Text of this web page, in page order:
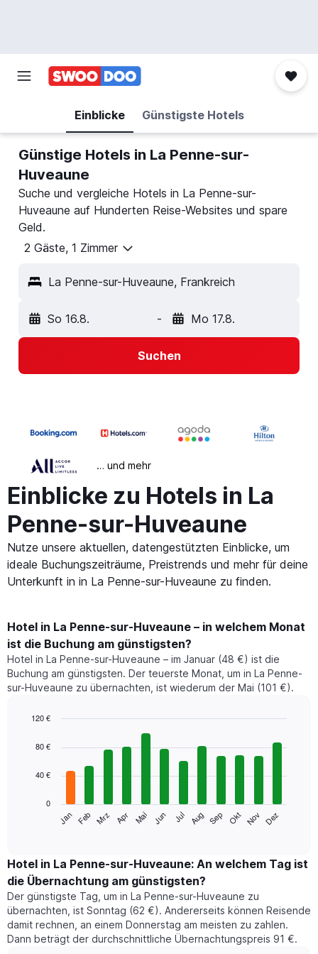
Einblicke Günstigste Hotels
Günstige Hotels in La Penne-sur-
Huveaune
Suche und vergleiche Hotels in La Penne-sur-
Huveaune auf Hunderten Reise-Websites und spare
Geld.
2 Gäste, 1 Zimmer
La Penne-sur-Huveaune, Frankreich
So 16.8. - Mo 17.8.
Suchen
… und mehr
Einblicke zu Hotels in La
Penne-sur-Huveaune
Nutze unsere aktuellen, datengestützten Einblicke, um
ideale Buchungszeiträume, Preistrends und mehr für deine
Unterkunft in in La Penne-sur-Huveaune zu finden.
Hotel in La Penne-sur-Huveaune – in welchem Monat
ist die Buchung am günstigsten?
Hotel in La Penne-sur-Huveaune – im Januar (48 €) ist die
Buchung am günstigsten. Der teuerste Monat, um in La Penne-
sur-Huveaune zu übernachten, ist wiederum der Mai (101 €).
chart
bars.
folgende
den
durchschnittlichen
Zimmerpreis
im
jeweiligen
Monat
an.
graphic.
Jan Feb Mrz Apr Mai Jun Jul Aug Sep Okt Nov Dez
0
40 €
80 €
120 €
Hotel in La Penne-sur-Huveaune: An welchem Tag ist
die Übernachtung am günstigsten?
Der günstigste Tag, um in La Penne-sur-Huveaune zu
übernachten, ist Sonntag (62 €). Andererseits können Reisende
damit rechnen, an einem Donnerstag am meisten zu zahlen.
Dann beträgt der durchschnittliche Übernachtungspreis 91 €.